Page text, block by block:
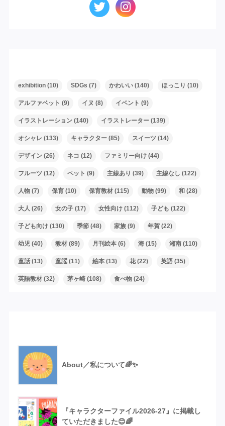
exhibition(10) SDGs (7) かわいい(140) ほっこり (10)
アルファベット (9) イヌ (8) イベント (9)
イラストレーション(140) イラストレーター(139)
オシャレ (133) キャラクター(85) スイーツ (14)
デザイン(26) ネコ (12) ファミリー向け(44)
フルーツ (12) ペット (9) 主線あり (39) 主線なし (122)
人物(7) 保育(10) 保育教材(115) 動物(99) 和(28)
大人 (26) 女の子(17) 女性向け(112) 子ども (122)
子ども向け(130) 季節(48) 家族(9) 年賀(22)
幼児(40) 教材(89) 月刊絵本(6) 海(15) 湘南(110)
童話(13) 童謡(11) 絵本(13) 花(22) 英語(35)
英語教材(32) 茅ヶ崎(108) 食べ物(24)
About／私について🌈✨
『キャラクターファイル2026-27』に掲載し
ていただきました😊🌈